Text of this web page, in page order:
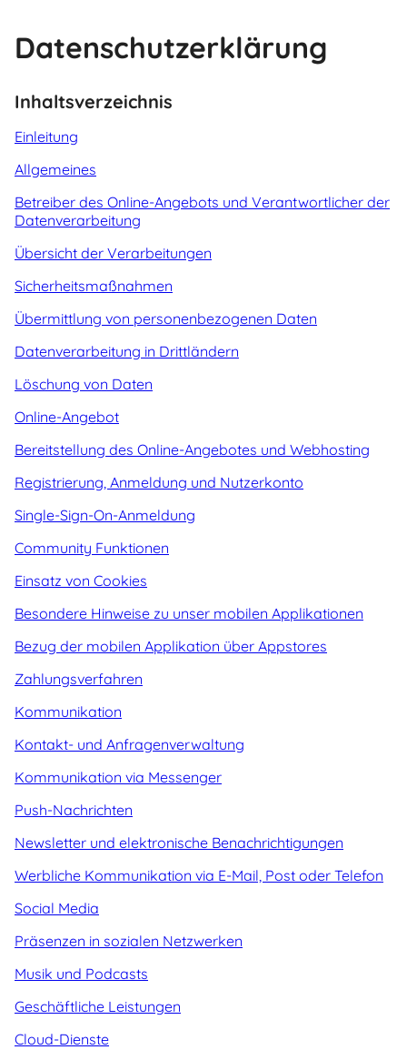
Datenschutz­erklärung
Inhaltsverzeichnis
Einleitung
Allgemeines
Betreiber des Online-Angebots und Verantwortlicher der
Datenverarbeitung
Übersicht der Verarbeitungen
Sicherheitsmaßnahmen
Übermittlung von personenbezogenen Daten
Datenverarbeitung in Drittländern
Löschung von Daten
Online-Angebot
Bereitstellung des Online-Angebotes und Webhosting
Registrierung, Anmeldung und Nutzerkonto
Single-Sign-On-Anmeldung
Community Funktionen
Einsatz von Cookies
Besondere Hinweise zu unser mobilen Applikationen
Bezug der mobilen Applikation über Appstores
Zahlungsverfahren
Kommunikation
Kontakt- und Anfragenverwaltung
Kommunikation via Messenger
Push-Nachrichten
Newsletter und elektronische Benachrichtigungen
Werbliche Kommunikation via E-Mail, Post oder Telefon
Social Media
Präsenzen in sozialen Netzwerken
Musik und Podcasts
Geschäftliche Leistungen
Cloud-Dienste